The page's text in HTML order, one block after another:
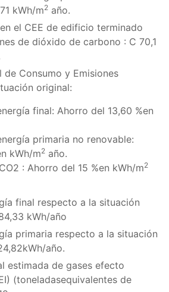
kWh/m2año.
el CEE de edificio terminado
de dióxido de carbono : C 70,1
de Consumo y Emisiones
original:
final: Ahorro del 13,60 %en
primaria no renovable:
kWh/m2año.
: Ahorro del 15 %en kWh/m2
final respecto a la situación
kWh/año
primaria respecto a la situación
año.
estimada de gases efecto
(toneladasequivalentes de